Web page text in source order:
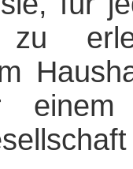
zu
einem